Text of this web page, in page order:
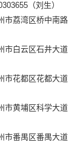
（刘生）
市荔湾区桥中南路
市白云区石井大道
市花都区花都大道
市黄埔区科学大道
市番禺区番禺大道